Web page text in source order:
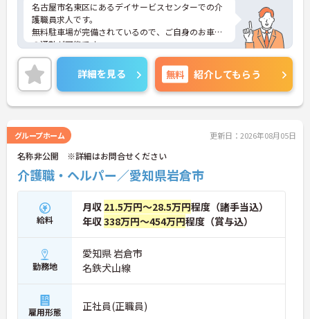
名古屋市名東区にあるデイサービスセンターでの介
護職員求人です。
無料駐車場が完備されているので、ご自身のお車で
の通勤が可能です。
ご興味のある方はお気軽にお問い合わせ下さいま
せ。
詳細を見る 無料 紹介してもらう
グループホーム 更新日：2026年08月05日
名称非公開 ※詳細はお問合せください
介護職・ヘルパー／愛知県岩倉市
給料
月収 21.5万円～28.5万円程度（諸手当込）
年収338万円～454万円程度（賞与込）
勤務地
愛知県 岩倉市
名鉄犬山線
雇用形態 正社員(正職員)